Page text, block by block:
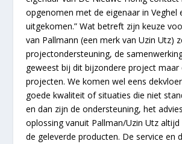
opgenomen met de eigenaar in Veghel
uitgekomen.” Wat betreft zijn keuze
van Pallmann (een merk van Uzin Utz)
projectondersteuning, de
geweest bij dit bijzondere project maar
projecten. We komen wel eens
goede kwaliteit of situaties die niet
en dan zijn de ondersteuning, het
oplossing vanuit Pallman/Uzin Utzaltijd
de geleverde producten. De service en